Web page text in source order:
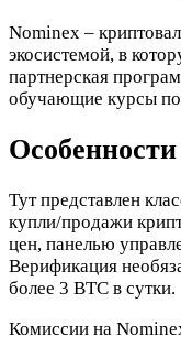
Nominex –
экосистемой, в
партнерская
обучающие курсы по
Тут представлен
купли/продажи
цен, панелью
Верификация
более 3 BTC в сутки.
Комиссии на